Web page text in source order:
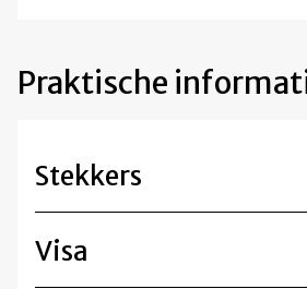
Praktische
Stekkers
Visa